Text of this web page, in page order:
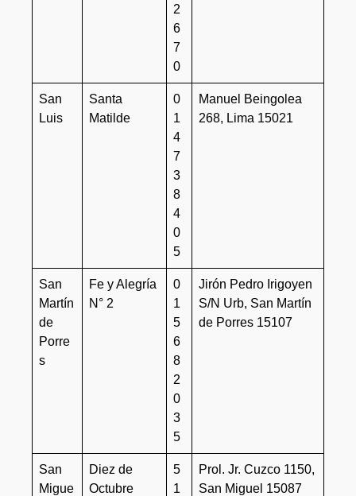
2
6
7
0
San
Luis
Santa
Matilde
0
1
4
7
3
8
4
0
5
Manuel Beingolea
268, Lima 15021
San
Martín
de
Porre
s
Fe y Alegría
N° 2
0
1
5
6
8
2
0
3
5
Jirón Pedro Irigoyen
S/N Urb, San Martín
de Porres 15107
San
Migue
Diez de
Octubre
5
1
Prol. Jr. Cuzco 1150,
San Miguel 15087